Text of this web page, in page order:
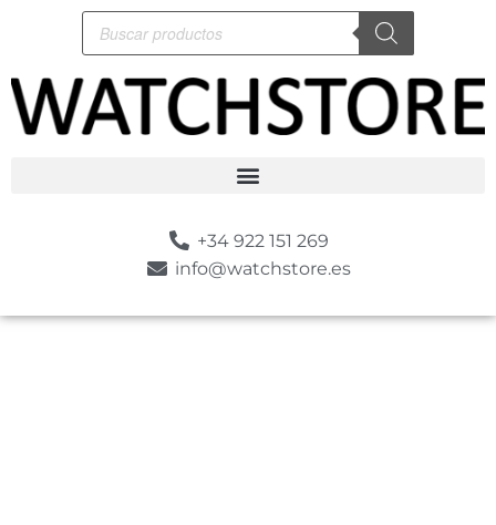
+34 922 151 269
info@watchstore.es